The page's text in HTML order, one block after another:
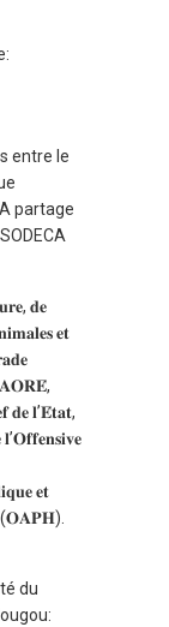
entre le
partage
𝐝𝐞
𝐞𝐭
𝐝𝐞 𝐥’𝐄́𝐭𝐚𝐭,
𝐞𝐭
(𝐎𝐀𝐏𝐇).
du